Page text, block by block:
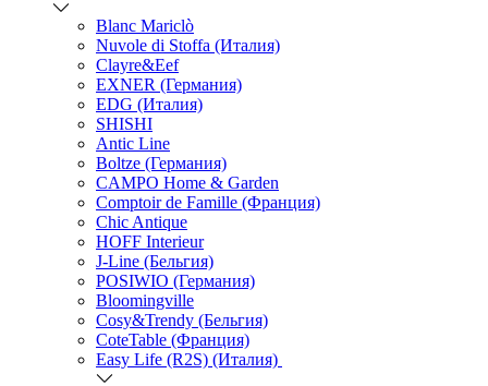
Blanc Mariclò
Nuvole di Stoffa (Италия)
Clayre&Eef
EXNER (Германия)
EDG (Италия)
SHISHI
Antic Line
Boltze (Германия)
CAMPO Home & Garden
Comptoir de Famille (Франция)
Chic Antique
HOFF Interieur
J-Line (Бельгия)
POSIWIO (Германия)
Bloomingville
Cosy&Trendy (Бельгия)
CoteTable (Франция)
Easy Life (R2S) (Италия)